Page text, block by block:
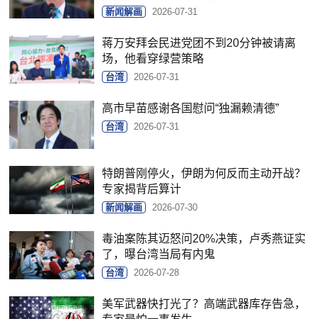
新闻解画 2026-07-31
蒋万安拜会民进党团不到20分钟被请离
场，他看穿绿营策略
台湾 2026-07-31
高市早苗感谢各国慰问“独漏赖清德”
台湾 2026-07-31
特朗普刚停火，伊朗为何反而主动开战？
专家揭背后算计
新闻解画 2026-07-30
毒油案陈其迈怒问20%决策，卢秀燕证实
了，曝台湾当局有内鬼
台湾 2026-07-28
美军武器快打光了？高端武器库存告急，